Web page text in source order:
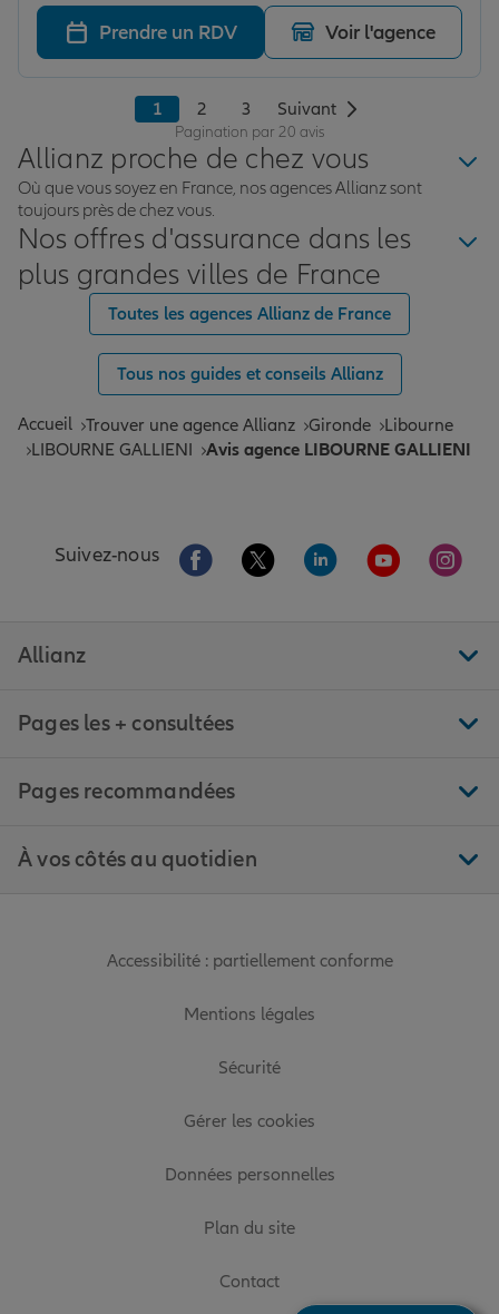
Prendre un RDV Voir l'agence
1 2 3 Suivant
Pagination par 20 avis
Allianz proche de chez vous
Où que vous soyez en France, nos agences Allianz sont
toujours près de chez vous.
Nos offres d'assurance dans les
plus grandes villes de France
Toutes les agences Allianz de France
Tous nos guides et conseils Allianz
Accueil Trouver une agence Allianz Gironde
Libourne
LIBOURNE GALLIENI
Avis agence LIBOURNE GALLIENI
Suivez-nous Aller sur la page Facebook de Allianz
Aller sur la page Twitter de
Aller sur la page
Aller sur la
Aller
Allianz
Pages les + consultées
Pages recommandées
À vos côtés au quotidien
Accessibilité : partiellement conforme
Mentions légales
Sécurité
Gérer les cookies
Données personnelles
Plan du site
Contact